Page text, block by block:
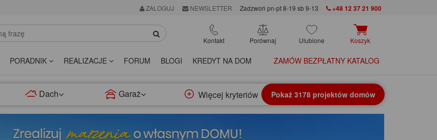
ZALOGUJ NEWSLETTER Zadzwoń pn-pt 8-19 sb 9-13 +48 12 37 21 900
Kontakt Porównaj Ulubione Koszyk
PORADNIK REALIZACJE FORUM BLOGI KREDYT NA DOM ZAMÓW BEZPŁATNY KATALOG
Dach Garaż Więcej kryteriów Pokaż 3178 projektów domów